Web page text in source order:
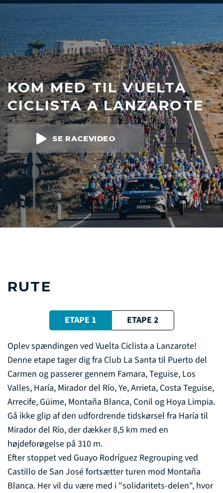
KOM MED TIL VUELTA
CICLISTA A LANZAROTE
SE RACEVIDEO
RUTE
ETAPE 1 ETAPE 2
Oplev spændingen ved Vuelta Ciclista a Lanzarote!
Denne etape tager dig fra Club La Santa til Puerto del
Carmen og passerer gennem Famara, Teguise, Los
Valles, Haría, Mirador del Río, Ye, Arrieta, Costa Teguise,
Arrecife, Güime, Montaña Blanca, Conil og Hoya Limpia.
Gå ikke glip af den udfordrende tidskørsel fra Haría til
Mirador del Río, der dækker 8,5 km med en
højdeforøgelse på 310 m.
Efter stoppet ved Guayo Rodríguez Regrouping ved
Castillo de San José fortsætter turen mod Montaña
Blanca. Her vil du være med i "solidaritets-delen", hvor